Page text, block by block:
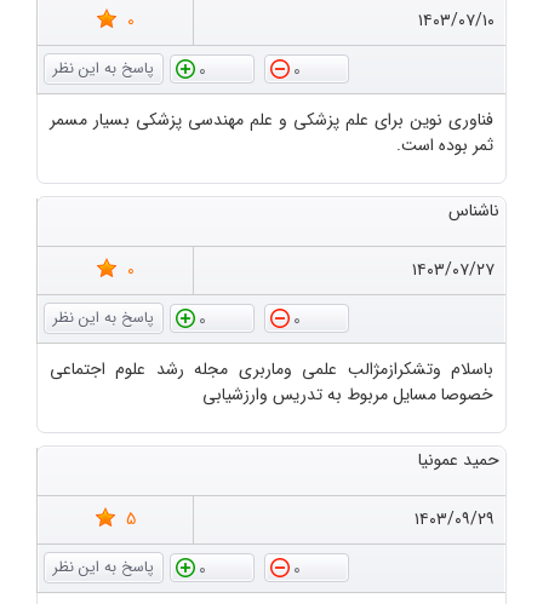
۱۴۰۳/۰۷/۱۰
0
0
0
فناوری نوین برای علم پزشکی و علم مهندسی پزشکی بسیار مسمر
ثمر بوده است.
ناشناس
۱۴۰۳/۰۷/۲۷
0
0
0
باسلام وتشکرازمژالب علمی وماربری مجله رشد علوم اجتماعی
خصوصا مسایل مربوط به تدریس وارزشیابی
حمید عمونیا
۱۴۰۳/۰۹/۲۹
5
0
0